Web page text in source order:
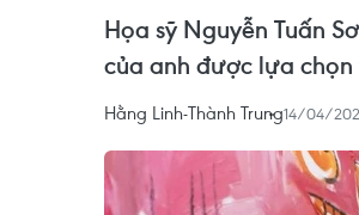
Họa sỹ Nguyễn Tuấn
của anh được lựa
Hằng Linh-Thành Trung14/04/